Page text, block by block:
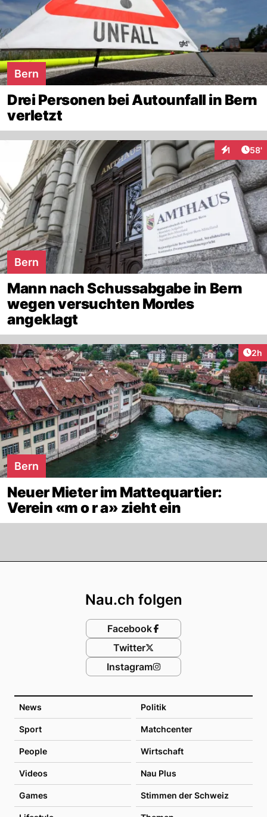
Bern
Drei Personen bei Autounfall in Bern
verletzt
1 58'
Bern
Mann nach Schussabgabe in Bern
wegen versuchten Mordes
angeklagt
2h
Bern
Neuer Mieter im Mattequartier:
Verein «m o r a» zieht ein
News Politik
Sport Matchcenter
People Wirtschaft
Videos Nau Plus
Games Stimmen der Schweiz
Nau.ch folgen
Facebook
Twitter
Instagram